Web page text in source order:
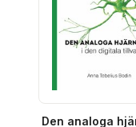
Den analoga